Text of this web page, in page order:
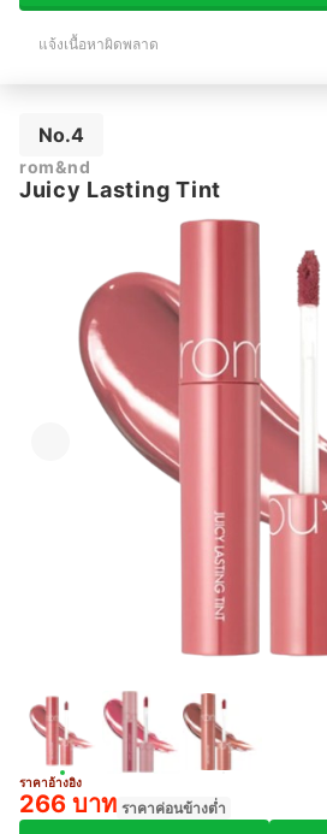
แจ้งเนื้อหาผิดพลาด
No.4
rom&nd
Juicy Lasting Tint
ราคาอ้างอิง
266 บาท ราคาค่อนข้างต่ำ